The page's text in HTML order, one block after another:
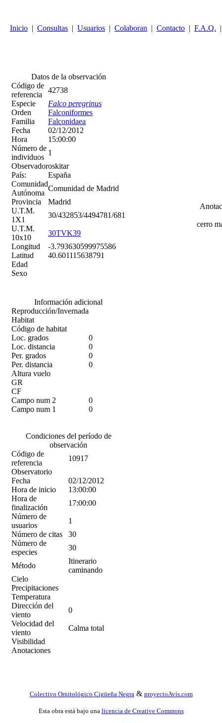
Inicio | Consultas | Usuarios | Colaboran | Contacto | F.A.Q. |
Datos de la observación
Código de
referencia
42738
Especie
Falco peregrinus
Orden
Falconiformes
Familia
Falconidaea
Fecha
02/12/2012
Hora
15:00:00
Número de
individuos
1
Observadoroskitar
País:
España
Comunidad
Autónoma
Comunidad de Madrid
Provincia
Madrid
U.T.M.
1X1
30/432853/4494781/681
U.T.M.
10x10
30TVK39
Longitud
-3.793630599975586
Latitud
40.601115638791
Edad
Sexo
cerro
Información adicional
Reproducción/Invernada
Habitat
Código de habitat
Loc. grados
0
Loc. distancia
0
Per. grados
0
Per. distancia
0
Altura vuelo
GR
CF
Campo num 2
0
Campo num 1
0
Condiciones del período de
observación
Código de
referencia
10917
Observatorio
Fecha
02/12/2012
Hora de inicio
13:00:00
Hora de
finalización
17:00:00
Número de
usuarios
1
Número de citas
30
Número de
especies
30
Método
Itinerario
caminando
Cielo
Precipitaciones
Temperatura
Dirección del
viento
0
Velocidad del
viento
Calma total
Visibilidad
Anotaciones
Colectivo Ornitológico Cigüeña Negra & proyectoAvis.com
Esta obra está bajo una licencia de Creative Commons